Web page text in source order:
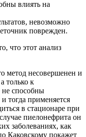
влиять на
невозможно
поврежден.
что этот анализ
метод несовершенен и
только к
способны
тогда применяется
в стационаре при
пиелонефрита он
заболеваниях, как
Каковскому покажет